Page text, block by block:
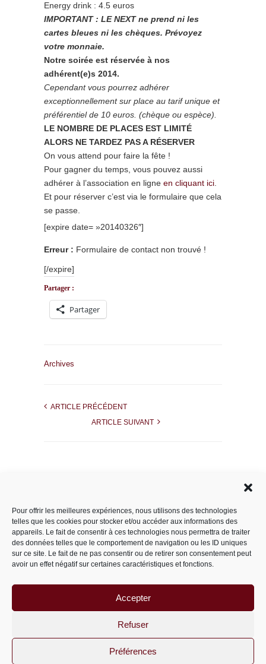
Pour offrir les meilleures expériences, nous utilisons des technologies
telles que les cookies pour stocker et/ou accéder aux informations des
appareils. Le fait de consentir à ces technologies nous permettra de traiter
des données telles que le comportement de navigation ou les ID uniques
sur ce site. Le fait de ne pas consentir ou de retirer son consentement peut
avoir un effet négatif sur certaines caractéristiques et fonctions.
Accepter
Refuser
Préférences
Energy drink : 4.5 euros
IMPORTANT : LE NEXT ne prend ni les
cartes bleues ni les chèques. Prévoyez
votre monnaie.
Notre soirée est réservée à nos
adhérent(e)s 2014.
Cependant vous pourrez adhérer
exceptionnellement sur place au tarif unique et
préférentiel de 10 euros. (chèque ou espèce).
LE NOMBRE DE PLACES EST LIMITÉ
ALORS NE TARDEZ PAS A RÉSERVER
On vous attend pour faire la fête !
Pour gagner du temps, vous pouvez aussi
adhérer à l’association en ligne en cliquant ici.
Et pour réserver c’est via le formulaire que cela
se passe.
[expire date= »20140326″]
Erreur : Formulaire de contact non trouvé !
[/expire]
Partager :
Partager
Archives
ARTICLE PRÉCÉDENT
ARTICLE SUIVANT
Catégories